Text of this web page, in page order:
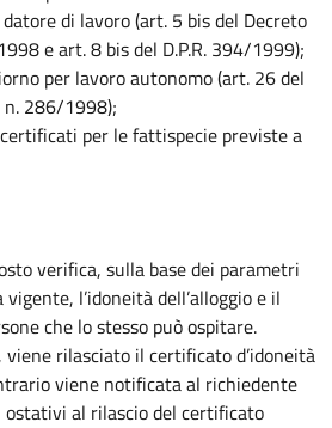
di lavoro (art. 5 bis del Decreto
e art. 8 bis del D.P.R. 394/1999);
per lavoro autonomo (art. 26 del
n. 286/1998);
per le fattispecie previste a
verifica, sulla base dei parametri
l’idoneità dell’alloggio e il
che lo stesso può ospitare.
rilasciato il certificato d’idoneità
viene notificata al richiedente
al rilascio del certificato